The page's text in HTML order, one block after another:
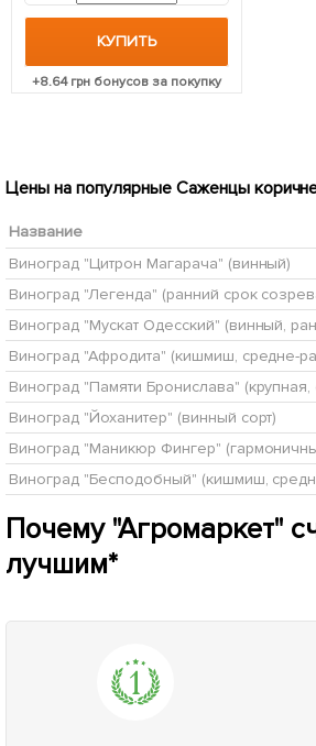
КУПИТЬ
+8.64грн бонусов за покупку
Цены на популярные Саженцы
Название
Виноград "Цитрон Магарача" (винный)
Виноград "Легенда" (ранний срок
Виноград "Йоханитер" (винный сорт)
Почему "Агромаркет"
лучшим*